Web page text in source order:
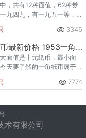
，共有12种面值，62种券
九四九，有一九五一等，
。
3346
1953年1角纸币最新价格 1953一角钱纸币价格表
面值是十元纸币，最小面
天要了解的一角纸币属于
有11种不同的面值，19种7774
有限公司